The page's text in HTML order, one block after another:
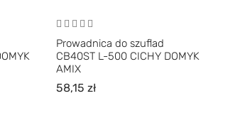
Prowadnica do szuflad
CB40ST L-500 CICHY DOMYK
AMIX
58,15zł